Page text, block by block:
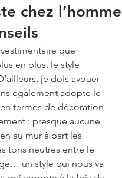
chez l’homme
que
en plus, le style
je dois avouer
également adopté le
termes de décoration
: presque aucune
au mur à part les
tons neutres entre le
un style qui nous va